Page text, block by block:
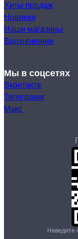
Хиты продаж
Новинки
Наши магазины
Вдохновение
Мы в соцсетях
Вконтакте
Телеграмм
Макс
Наведите